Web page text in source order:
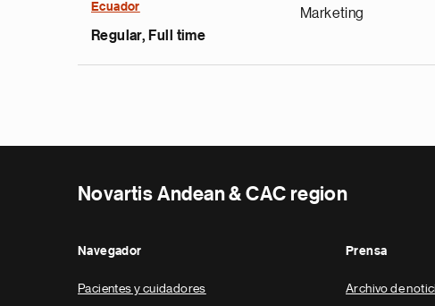
Ecuador
Regular, Full time
Marketing
Novartis Andean & CAC region
Navegador
Pacientes y cuidadores
Prensa
Archivo de